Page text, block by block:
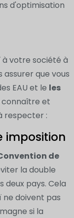
d'optimisation
votre société à
assurer que vous
EAU et le les
connaître et
respecter :
imposition
de
la double
deux pays. Cela
ne doivent pas
si la